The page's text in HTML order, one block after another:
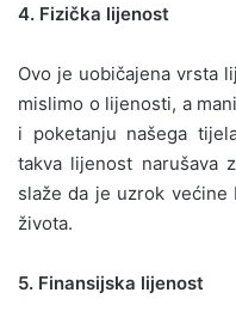
4. Fizička lijenost
Ovo je uobičajena vrsta
mislimo o lijenosti, a
i poketanju našega
takva lijenost narušava
slaže da je uzrok
života.
5. Finansijska lijenost